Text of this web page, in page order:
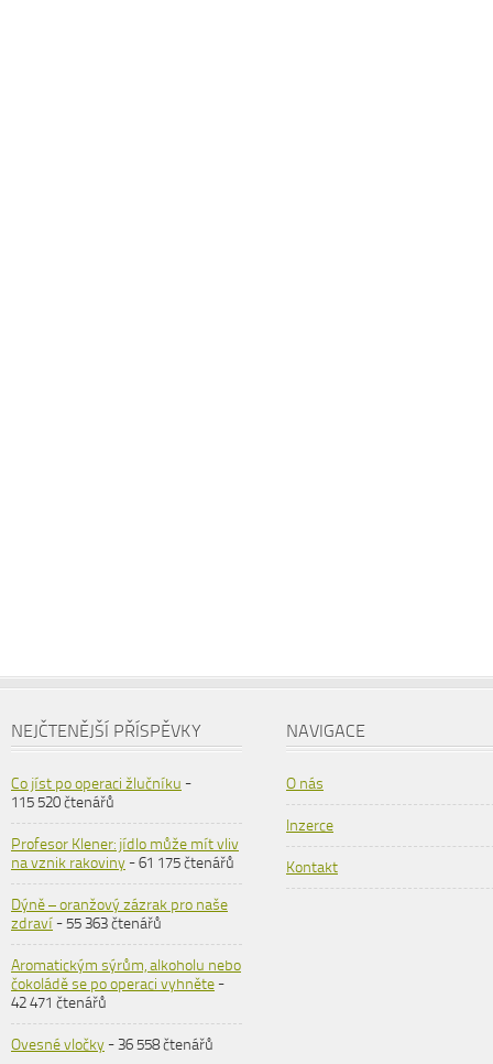
NEJČTENĚJŠÍ PŘÍSPĚVKY
Co jíst po operaci žlučníku -
115 520 čtenářů
Profesor Klener: jídlo může mít vliv
na vznik rakoviny- 61 175 čtenářů
Dýně – oranžový zázrak pro naše
zdraví- 55 363 čtenářů
Aromatickým sýrům, alkoholu nebo
čokoládě se po operaci vyhněte-
42 471 čtenářů
Ovesné vločky- 36 558 čtenářů
NAVIGACE
O nás
Inzerce
Kontakt